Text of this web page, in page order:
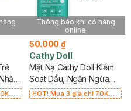
Thông báo khi có hàng
online
50.000 ₫
Cathy Doll
Mặt Nạ Cathy Doll Kiểm
Soát Dầu, Ngăn Ngừa
Mụn 20g
HOT! Mua 3 giá chỉ 70K